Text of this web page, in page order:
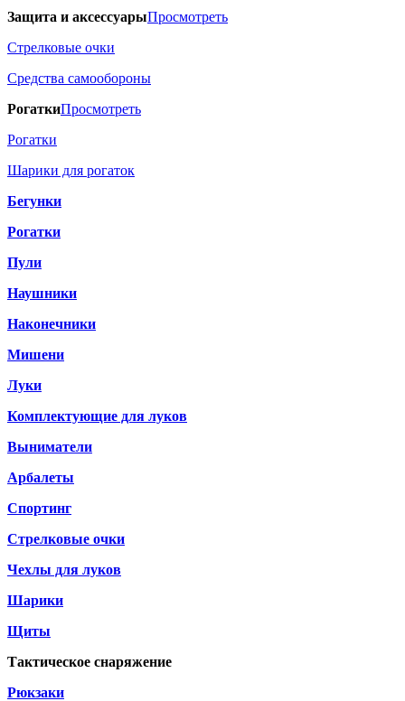
Защита и аксессуарыПросмотреть
Стрелковые очки
Средства самообороны
РогаткиПросмотреть
Рогатки
Шарики для рогаток
Бегунки
Рогатки
Пули
Наушники
Наконечники
Мишени
Луки
Комплектующие для луков
Выниматели
Арбалеты
Спортинг
Стрелковые очки
Чехлы для луков
Шарики
Щиты
Тактическое снаряжение
Рюкзаки